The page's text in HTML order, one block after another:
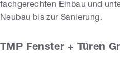
fachgerechten Einbau und
Neubau bis zur Sanierung.
TMP Fenster + Türen